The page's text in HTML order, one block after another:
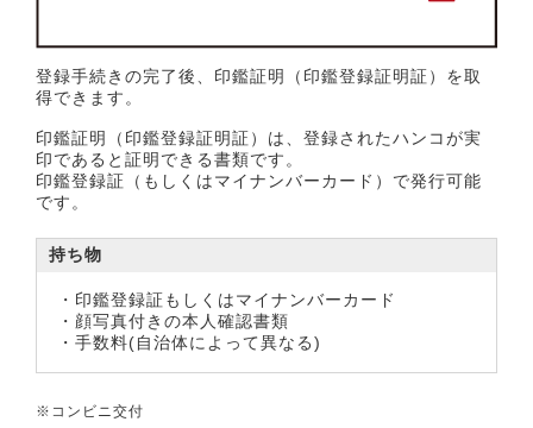
登録手続きの完了後、印鑑証明（印鑑登録証明証）を取
得できます。
印鑑証明（印鑑登録証明証）は、登録されたハンコが実
印であると証明できる書類です。
印鑑登録証（もしくはマイナンバーカード）で発行可能
です。
持ち物
・印鑑登録証もしくはマイナンバーカード
・顔写真付きの本人確認書類
・手数料(自治体によって異なる)
※コンビニ交付